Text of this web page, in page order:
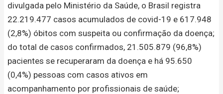
divulgada pelo Ministério da Saúde, o Brasil registra
22.219.477 casos acumulados de covid-19 e 617.948
(2,8%) óbitos com suspeita ou confirmação da doença;
do total de casos confirmados, 21.505.879 (96,8%)
pacientes se recuperaram da doença e há 95.650
(0,4%) pessoas com casos ativos em
acompanhamento por profissionais de saúde;